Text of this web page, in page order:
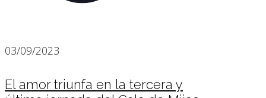
03/09/2023
El amor triunfa en la tercera y